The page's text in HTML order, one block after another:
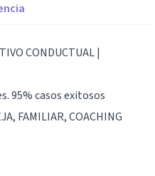
CONDUCTUAL |
95% casos exitosos
FAMILIAR, COACHING